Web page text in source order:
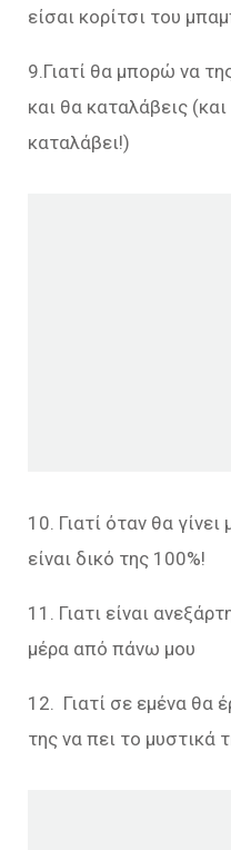
είσαι κορίτσι του
9.Γιατί θα μπορώ να
και θα καταλάβεις
καταλάβει!)
10. Γιατί όταν θα
είναι δικό της 100%!
11. Γιατι είναι
μέρα από πάνω μου
12. Γιατί σε εμένα θα
της να πει το μυστικά